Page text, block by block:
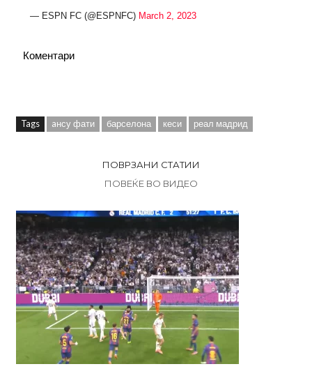
— ESPN FC (@ESPNFC) March 2, 2023
Коментари
Tags aнсу фати барселона кеси реал мадрид
ПОВРЗАНИ СТАТИИ
ПОВЕЌЕ ВО ВИДЕО